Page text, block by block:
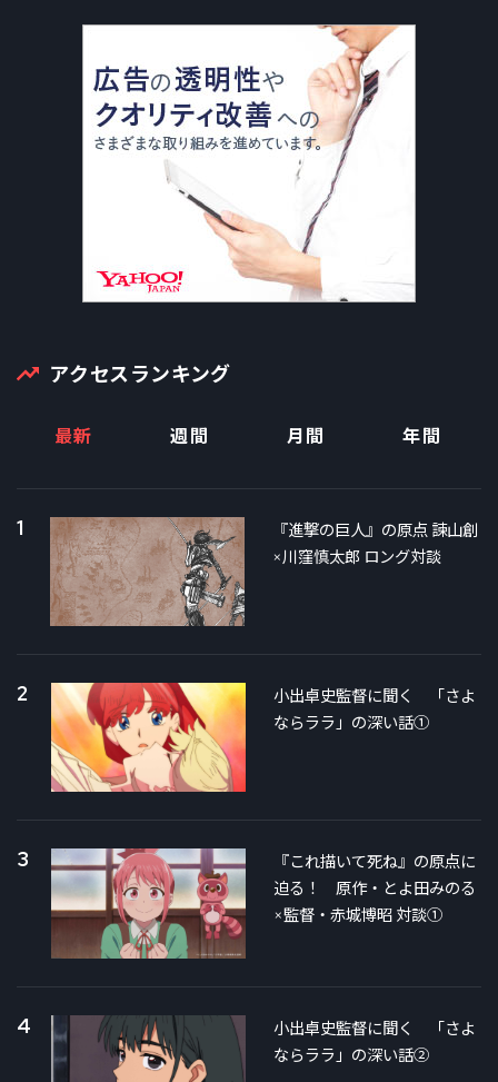
アクセスランキング
最新 週間 月間 年間
1
『進撃の巨人』の原点 諫山創
×川窪慎太郎 ロング対談
2
小出卓史監督に聞く 「さよ
ならララ」の深い話①
3
『これ描いて死ね』の原点に
迫る！ 原作・とよ田みのる
×監督・赤城博昭 対談①
4
小出卓史監督に聞く 「さよ
ならララ」の深い話②